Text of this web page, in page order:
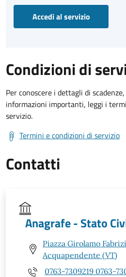
Accedi al servizio
Condizioni di
Per conoscere i dettagli di
informazioni importanti, leggi i
servizio.
Termini e condizioni di servizio
Contatti
Anagrafe - Stato
Piazza Girolamo
Acquapendente (VT)
0763-7309219 0763-